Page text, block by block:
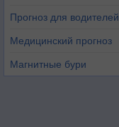
Прогноз для водителей
Медицинский прогноз
Магнитные бури